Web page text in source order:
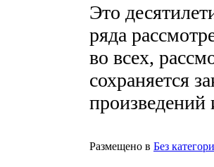
Это
ряда
во всех,
сохраняется
произведений
Размещено в Без